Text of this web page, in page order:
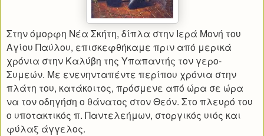
Στην όμορφη Νέα Σκήτη, δίπλα στην Ιερά Μονή του
Αγίου Παύλου, επισκεφθήκαμε πριν από μερικά
χρόνια στην Καλύβη της Υπαπαντής τον γερο-
Συμεών. Με ενενηνταπέντε περίπου χρόνια στην
πλάτη του, κατάκοιτος, πρόσμενε από ώρα σε ώρα
να τον οδηγήση ο θάνατος στον Θεόν. Στο πλευρό του
ο υποτακτικός π. Παντελεήμων, στοργικός υιός και
φύλαξ άγγελος.